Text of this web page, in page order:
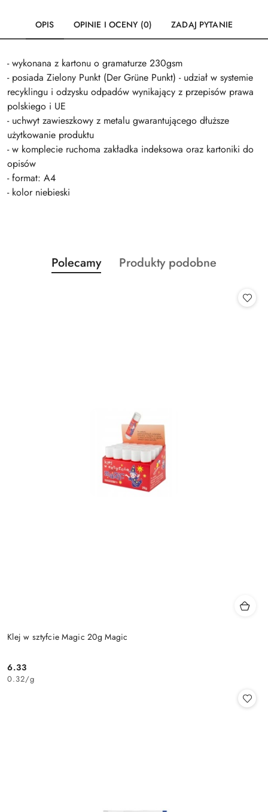
OPIS OPINIE I OCENY (0) ZADAJ PYTANIE
- wykonana z kartonu o gramaturze 230gsm
- posiada Zielony Punkt (Der Grüne Punkt) - udział w systemie
recyklingu i odzysku odpadów wynikający z przepisów prawa
polskiego i UE
- uchwyt zawieszkowy z metalu gwarantującego dłuższe
użytkowanie produktu
- w komplecie ruchoma zakładka indeksowa oraz kartoniki do
opisów
- format: A4
- kolor niebieski
Pomiń karuzelę produktów
Produkty
o
Polecamy
Produkty
Produkty podobne
Klej w sztyfcie Magic 20g Magic
Cena:
6.33
0.32/g